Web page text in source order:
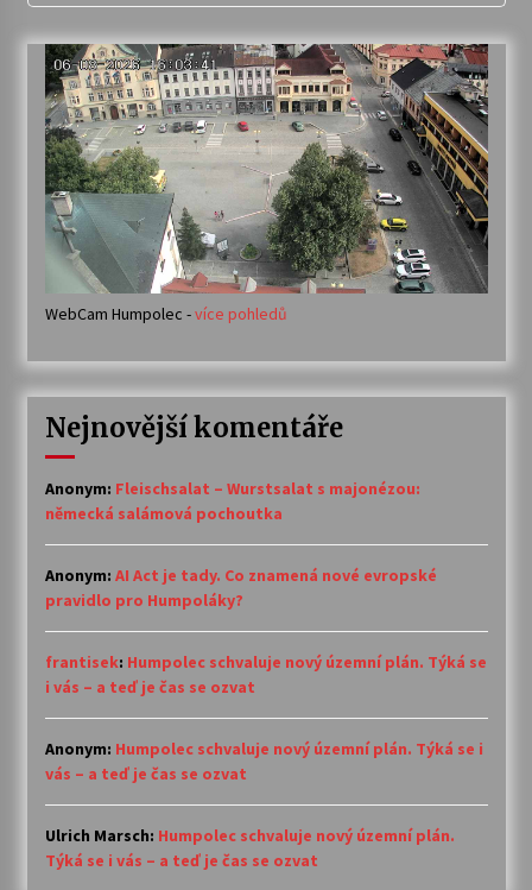
WebCam Humpolec -více pohledů
Nejnovější komentáře
Anonym: Fleischsalat – Wurstsalat s majonézou:
německá salámová pochoutka
Anonym: AI Act je tady. Co znamená nové evropské
pravidlo pro Humpoláky?
frantisek: Humpolec schvaluje nový územní plán. Týká se
i vás – a teď je čas se ozvat
Anonym: Humpolec schvaluje nový územní plán. Týká se i
vás – a teď je čas se ozvat
Ulrich Marsch: Humpolec schvaluje nový územní plán.
Týká se i vás – a teď je čas se ozvat